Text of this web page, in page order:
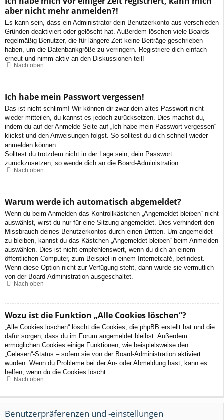
aber nicht mehr anmelden?!
Es kann sein, dass ein Administrator dein Benutzerkonto aus verschieden
Gründen deaktiviert oder gelöscht hat. Außerdem löschen viele Boards
regelmäßig Benutzer, die für längere Zeit keine Beiträge geschrieben
haben, um die Datenbankgröße zu verringern. Registriere dich einfach
erneut und nimm aktiv an den Diskussionen teil!
Nach oben
Ich habe mein Passwort vergessen!
Das ist nicht schlimm! Wir können dir zwar dein altes Passwort nicht
wieder mitteilen, du kannst es jedoch zurücksetzen. Dies machst du,
indem du auf der Anmelde-Seite auf „Ich habe mein Passwort vergessen“
klickst und den Anweisungen folgst. So solltest du dich schnell wieder
anmelden können.
Solltest du trotzdem nicht in der Lage sein, dein Passwort
zurückzusetzen, so wende dich an die Board-Administration.
Nach oben
Warum werde ich automatisch abgemeldet?
Wenn du beim Anmelden das Kontrollkästchen „Angemeldet bleiben“ nicht
auswählst, wirst du nur für eine Sitzung angemeldet. Dies verhindert den
Missbrauch deines Benutzerkontos durch einen Dritten. Um angemeldet
zu bleiben, kannst du das Kästchen „Angemeldet bleiben“ beim Anmelden
auswählen. Dies ist nicht empfehlenswert, wenn du dich an einem
öffentlichen Computer, zum Beispiel in einem Internetcafé, befindest.
Wenn diese Option nicht zur Verfügung steht, dann wurde sie vermutlich
von der Board-Administration ausgeschaltet.
Nach oben
Wozu ist die Funktion „Alle Cookies löschen“?
„Alle Cookies löschen“ löscht die Cookies, die phpBB erstellt hat und die
dafür sorgen, dass du im Forum angemeldet bleibst. Außerdem
ermöglichen Cookies einige Funktionen, wie beispielsweise den
„Gelesen“-Status – sofern sie von der Board-Administration aktiviert
wurden. Wenn du Probleme bei der An- oder Abmeldung hast, kann es
helfen, wenn du die Cookies löscht.
Nach oben
Benutzerpräferenzen und -einstellungen